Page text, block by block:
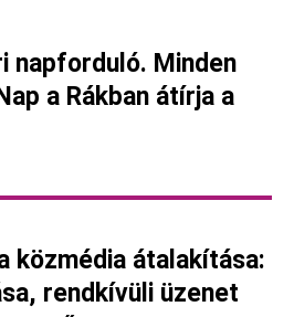
napforduló. Minden
a Rákban átírja a
közmédia átalakítása:
rendkívüli üzenet